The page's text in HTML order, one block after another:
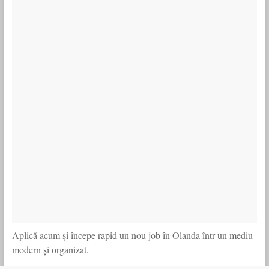
Aplică acum și începe rapid un nou job în Olanda într-un mediu
modern și organizat.